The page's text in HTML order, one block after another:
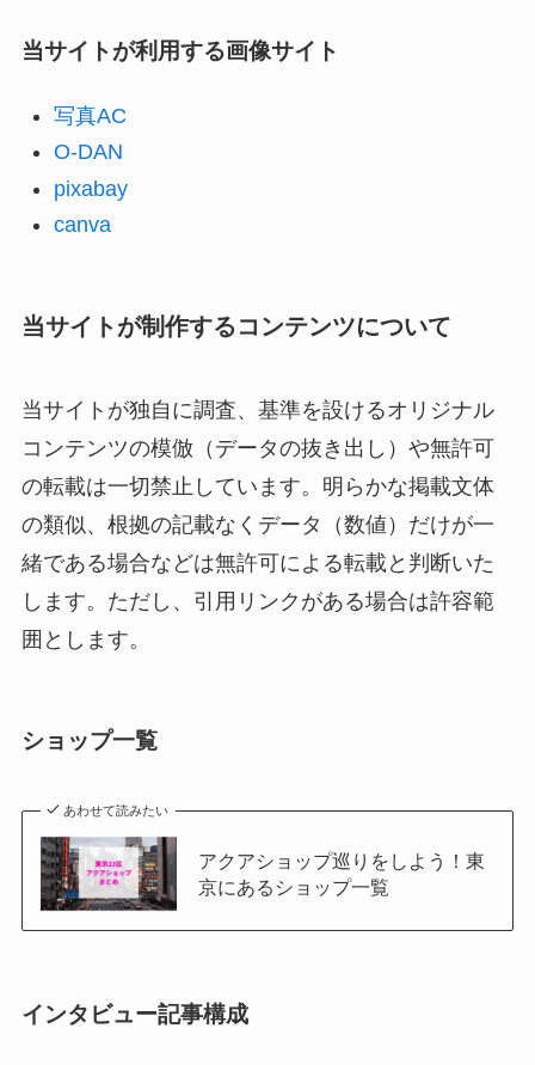
当サイトが利用する画像サイト
写真AC
O-DAN
pixabay
canva
当サイトが制作するコンテンツについて
当サイトが独自に調査、基準を設けるオリジナル
コンテンツの模倣（データの抜き出し）や無許可
の転載は一切禁止しています。明らかな掲載文体
の類似、根拠の記載なくデータ（数値）だけが一
緒である場合などは無許可による転載と判断いた
します。ただし、引用リンクがある場合は許容範
囲とします。
ショップ一覧
あわせて読みたい
アクアショップ巡りをしよう！東
京にあるショップ一覧
インタビュー記事構成